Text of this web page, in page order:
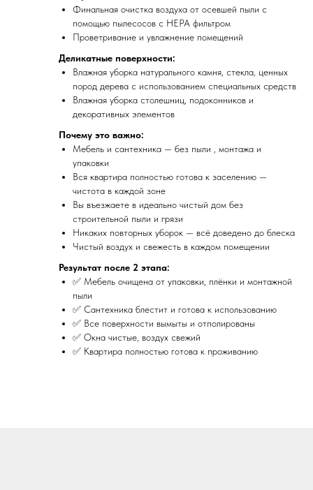
Финальная очистка воздуха от осевшей пыли с
помощью пылесосов с HEPA фильтром
Проветривание и увлажнение помещений
Деликатные поверхности:
Влажная уборка натурального камня, стекла, ценных
пород дерева с использованием специальных средств
Влажная уборка столешниц, подоконников и
декоративных элементов
Почему это важно:
Мебель и сантехника — без пыли , монтажа и
упаковки
Вся квартира полностью готова к заселению —
чистота в каждой зоне
Вы въезжаете в идеально чистый дом без
строительной пыли и грязи
Никаких повторных уборок — всё доведено до блеска
Чистый воздух и свежесть в каждом помещении
Результат после 2 этапа:
✅ Мебель очищена от упаковки, плёнки и монтажной
пыли
✅ Сантехника блестит и готова к использованию
✅ Все поверхности вымыты и отполированы
✅ Окна чистые, воздух свежий
✅ Квартира полностью готова к проживанию